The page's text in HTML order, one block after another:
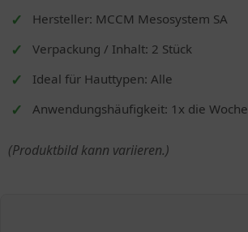
Hersteller: MCCM Mesosystem SA
Verpackung / Inhalt: 2 Stück
Ideal für Hauttypen: Alle
Anwendungshäufigkeit: 1x die Woche
(Produktbild kann variieren.)